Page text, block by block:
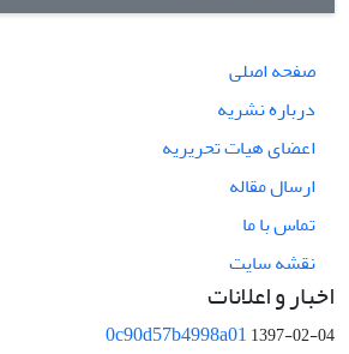
صفحه اصلی
درباره نشریه
اعضای هیات تحریریه
ارسال مقاله
تماس با ما
نقشه سایت
اخبار و اعلانات
0c90d57b4998a011397-02-04